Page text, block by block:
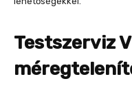
Testszerviz